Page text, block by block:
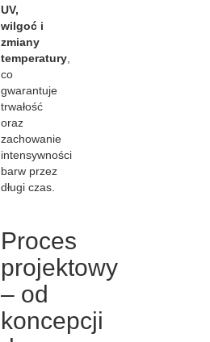
UV,
wilgoć i
zmiany
temperatury
co
gwarantuje
trwałość
oraz
zachowanie
intensywności
barw przez
długi czas.
Proces
projektowy
– od
koncepcji